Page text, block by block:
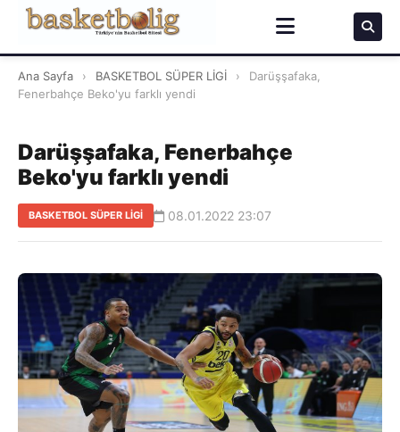
Ana Sayfa › BASKETBOL SÜPER LİGİ ›
Darüşşafaka,
Fenerbahçe Beko'yu farklı yendi
Darüşşafaka, Fenerbahçe
Beko'yu farklı yendi
BASKETBOL SÜPER LİGİ 08.01.2022 23:07